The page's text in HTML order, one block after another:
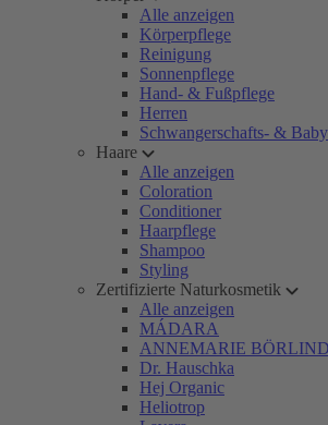
Alle anzeigen
Körperpflege
Reinigung
Sonnenpflege
Hand- & Fußpflege
Herren
Schwangerschafts- &
Haare
Alle anzeigen
Coloration
Conditioner
Haarpflege
Shampoo
Styling
Zertifizierte Naturkosmetik
Alle anzeigen
MÁDARA
ANNEMARIE BÖRLIND
Dr. Hauschka
Hej Organic
Heliotrop